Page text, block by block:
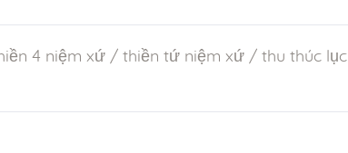
4 niệm xứ/ thiền tứ niệm xứ/ thu thúc lục